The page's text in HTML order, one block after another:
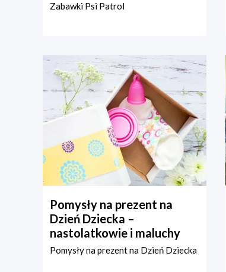
Zabawki Psi Patrol
Pomysły na prezent na
Dzień Dziecka –
nastolatkowie i maluchy
Pomysły na prezent na Dzień Dziecka